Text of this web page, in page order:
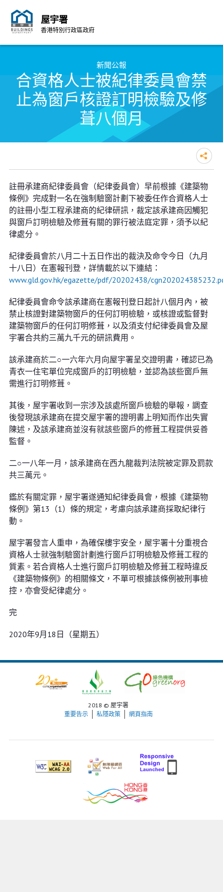
屋宇署
香港特別行政區政府
新聞公報
合資格人士被紀律委員會禁
止為窗戶核證訂明檢驗及修
葺八個月
合資格人士被紀律委員會禁止為窗
戶核證訂明檢驗及修葺八個月
註冊承建商紀律委員會（紀律委員會）早前根據《建築物
條例》完成對一名在強制驗窗計劃下被委任作合資格人士
的註冊小型工程承建商的紀律研訊，裁定該承建商因觸犯
與窗戶訂明檢驗及修葺有關的罪行被法庭定罪，須予以紀
律處分。
紀律委員會於八月二十五日作出的裁決及命令今日（九月
十八日）在憲報刊登，詳情載於以下連結：
www.gld.gov.hk/egazette/pdf/20202438/
紀律委員會命令該承建商在憲報刊登日起計八個月內，被
禁止核證對建築物窗戶的任何訂明檢驗，或核證或監督對
建築物窗戶的任何訂明修葺，以及須支付紀律委員會及屋
宇署合共約三萬九千元的研訊費用。
該承建商於二○一六年六月向屋宇署呈交證明書，確認已為
青衣一住宅單位完成窗戶的訂明檢驗，並認為該些窗戶無
需進行訂明修葺。
其後，屋宇署收到一宗涉及該處所窗戶檢驗的舉報，調查
後發現該承建商在提交屋宇署的證明書上明知而作出失實
陳述，及該承建商並沒有就該些窗戶的修葺工程提供妥善
監督。
二○一八年一月，該承建商在西九龍裁判法院被定罪及罰款
共三萬元。
鑑於有關定罪，屋宇署遂通知紀律委員會，根據《建築物
條例》第13（1）條的規定，考慮向該承建商採取紀律行
動。
屋宇署發言人重申，為確保樓宇安全，屋宇署十分重視合
資格人士就強制驗窗計劃進行窗戶訂明檢驗及修葺工程的
質素。若合資格人士進行窗戶訂明檢驗及修葺工程時違反
《建築物條例》的相關條文，不單可根據該條例被刑事檢
控，亦會受紀律處分。
完
2020年9月18日（星期五）
2018 © 屋宇署
重要告示
私隱政策 網頁指南